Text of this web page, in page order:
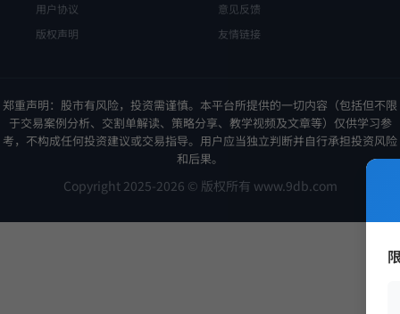
用户协议
版权声明
意见反馈
友情链接
郑重声明：股市有风险，投资需谨慎。本平台所提供的一切内容（包括但不限
于交易案例分析、交割单解读、策略分享、教学视频及文章等）仅供学习参
考，不构成任何投资建议或交易指导。用户应当独立判断并自行承担投资风险
和后果。
Copyright 2025-2026 © 版权所有 www.9db.com